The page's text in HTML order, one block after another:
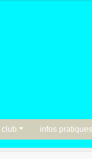
club infos pratiques